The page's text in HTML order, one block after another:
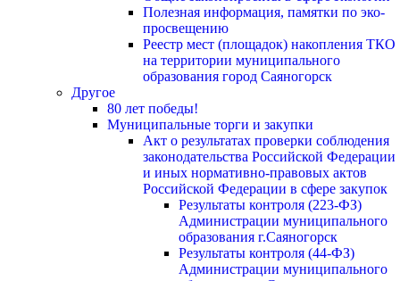
Полезная информация, памятки по эко-
просвещению
Реестр мест (площадок) накопления ТКО
на территории муниципального
образования город Саяногорск
Другое
80 лет победы!
Муниципальные торги и закупки
Акт о результатах проверки соблюдения
законодательства Российской Федерации
и иных нормативно-правовых актов
Российской Федерации в сфере закупок
Результаты контроля (223-ФЗ)
Администрации муниципального
образования г.Саяногорск
Результаты контроля (44-ФЗ)
Администрации муниципального